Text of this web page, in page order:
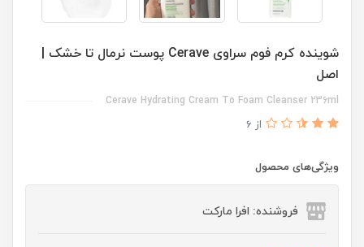
شوینده کرم فوم سراوی Cerave پوست نرمال تا خشک |
اصل
Cerave Hydrating Cream To Foam Cleanser 236ml
از 6
ویژگی‌های محصول
فروشنده: افرا مارکت